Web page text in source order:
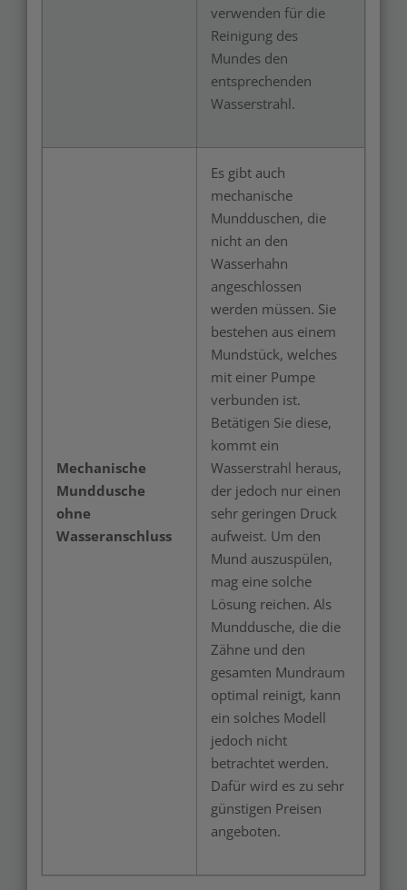
verwenden für die
Reinigung des
Mundes den
entsprechenden
Wasserstrahl.
Mechanische
Munddusche
ohne
Wasseranschluss
Es gibt auch
mechanische
Mundduschen, die
nicht an den
Wasserhahn
angeschlossen
werden müssen. Sie
bestehen aus einem
Mundstück, welches
mit einer Pumpe
verbunden ist.
Betätigen Sie diese,
kommt ein
Wasserstrahl heraus,
der jedoch nur einen
sehr geringen Druck
aufweist. Um den
Mund auszuspülen,
mag eine solche
Lösung reichen. Als
Munddusche, die die
Zähne und den
gesamten Mundraum
optimal reinigt, kann
ein solches Modell
jedoch nicht
betrachtet werden.
Dafür wird es zu sehr
günstigen Preisen
angeboten.